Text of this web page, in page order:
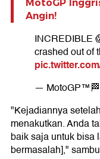
MotoGP
Angin!
INCREDIBLE
crashed out of
— MotoGP™🏁
"Kejadiannya
menakutkan. Anda
baik saja untuk bisa
bermasalah],"